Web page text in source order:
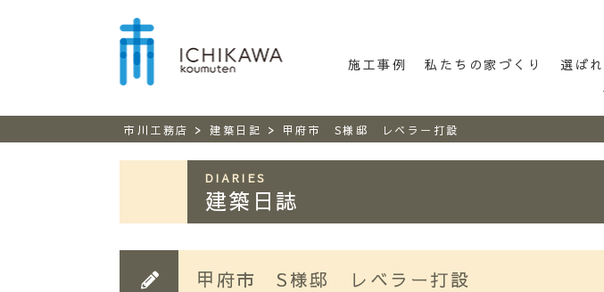
市川工務店 | らしさがあ
施工事例 私たちの家づくり 選ば
市川工務店 >建築日記 > 甲府市 S様邸 レベラー打設
DIARIES
建築日誌
甲府市 S様邸 レベラー打設